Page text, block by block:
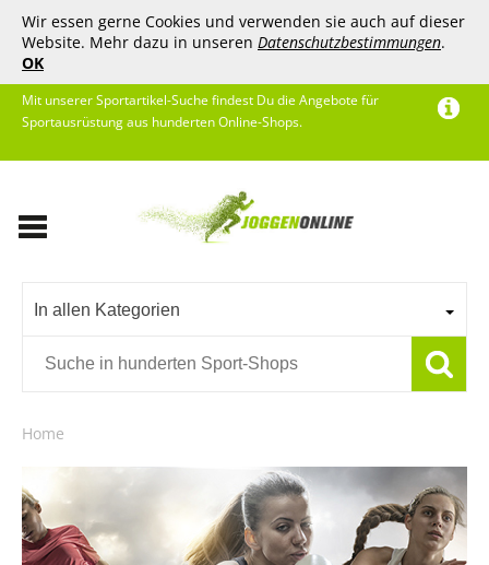
Wir essen gerne Cookies und verwenden sie auch auf dieser
Website. Mehr dazu in unseren Datenschutzbestimmungen.
OK
Mit unserer Sportartikel-Suche findest Du die Angebote für
Sportausrüstung aus hunderten Online-Shops.
In allen Kategorien
Home